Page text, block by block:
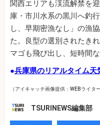
関西エリアも渓流解禁を
庫・市川水系の黒川へ釣
し、早期密漁なし」の漁
た。良型の選別されたき
マゴも飛び出し、短時間
●兵庫県のリアルタイム天
（アイキャッチ画像提供：WEBライタ
TSURINEWS編集部